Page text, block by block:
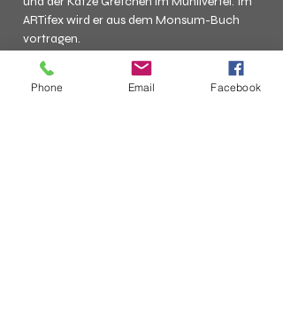
ARTifex wird er aus dem Monsum-Buch
vortragen.
Umrahmt wird die Lesung von
Truhlar
an seiner Gitarre.
Phone Email Facebook